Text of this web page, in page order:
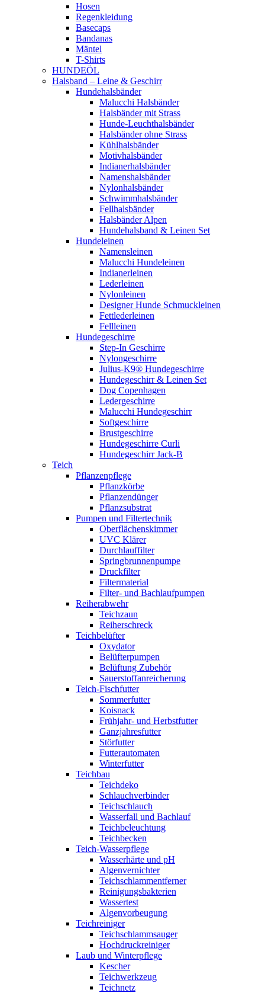
Hosen
Regenkleidung
Basecaps
Bandanas
Mäntel
T-Shirts
HUNDEÖL
Halsband – Leine & Geschirr
Hundehalsbänder
Malucchi Halsbänder
Halsbänder mit Strass
Hunde-Leuchthalsbänder
Halsbänder ohne Strass
Kühlhalsbänder
Motivhalsbänder
Indianerhalsbänder
Namenshalsbänder
Nylonhalsbänder
Schwimmhalsbänder
Fellhalsbänder
Halsbänder Alpen
Hundehalsband & Leinen Set
Hundeleinen
Namensleinen
Malucchi Hundeleinen
Indianerleinen
Lederleinen
Nylonleinen
Designer Hunde Schmuckleinen
Fettlederleinen
Fellleinen
Hundegeschirre
Step-In Geschirre
Nylongeschirre
Julius-K9® Hundegeschirre
Hundegeschirr & Leinen Set
Dog Copenhagen
Ledergeschirre
Malucchi Hundegeschirr
Softgeschirre
Brustgeschirre
Hundegeschirre Curli
Hundegeschirr Jack-B
Teich
Pflanzenpflege
Pflanzkörbe
Pflanzendünger
Pflanzsubstrat
Pumpen und Filtertechnik
Oberflächenskimmer
UVC Klärer
Durchlauffilter
Springbrunnenpumpe
Druckfilter
Filtermaterial
Filter- und Bachlaufpumpen
Reiherabwehr
Teichzaun
Reiherschreck
Teichbelüfter
Oxydator
Belüfterpumpen
Belüftung Zubehör
Sauerstoffanreicherung
Teich-Fischfutter
Sommerfutter
Koisnack
Frühjahr- und Herbstfutter
Ganzjahresfutter
Störfutter
Futterautomaten
Winterfutter
Teichbau
Teichdeko
Schlauchverbinder
Teichschlauch
Wasserfall und Bachlauf
Teichbeleuchtung
Teichbecken
Teich-Wasserpflege
Wasserhärte und pH
Algenvernichter
Teichschlammentferner
Reinigungsbakterien
Wassertest
Algenvorbeugung
Teichreiniger
Teichschlammsauger
Hochdruckreiniger
Laub und Winterpflege
Kescher
Teichwerkzeug
Teichnetz